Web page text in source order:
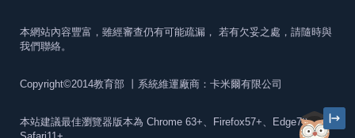
本網站內容豐富，雖經審查仍有可能疏漏， 若有欠妥之處，請隨時與
我們聯絡。
Copyright©2014教育部 丨系統維運廠商：卡米爾有限公司
本站建議最佳瀏覽器版本為 Chrome 63+、Firefox57+、Edge79+及
Safari11+